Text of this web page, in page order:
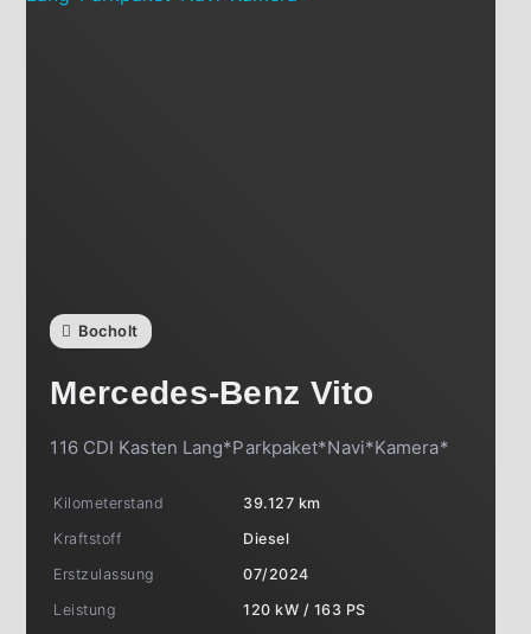
Bocholt
Mercedes-Benz Vito
116 CDI Kasten Lang*Parkpaket*Navi*Kamera*
Kilometerstand
39.127 km
Kraftstoff
Diesel
Erstzulassung
07/2024
Leistung
120 kW / 163 PS